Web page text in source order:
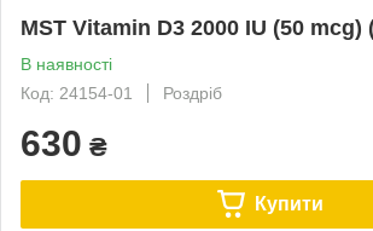
MST Vitamin D3 2000 IU (50 mcg)
В наявності
Код: 24154-01
Роздріб
630 ₴
Купити